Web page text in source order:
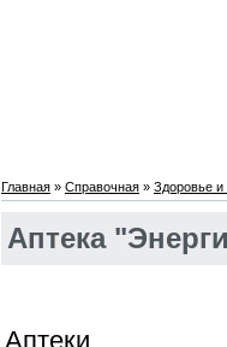
Главная » Справочная » Здоровье и
Аптека
Аптеки